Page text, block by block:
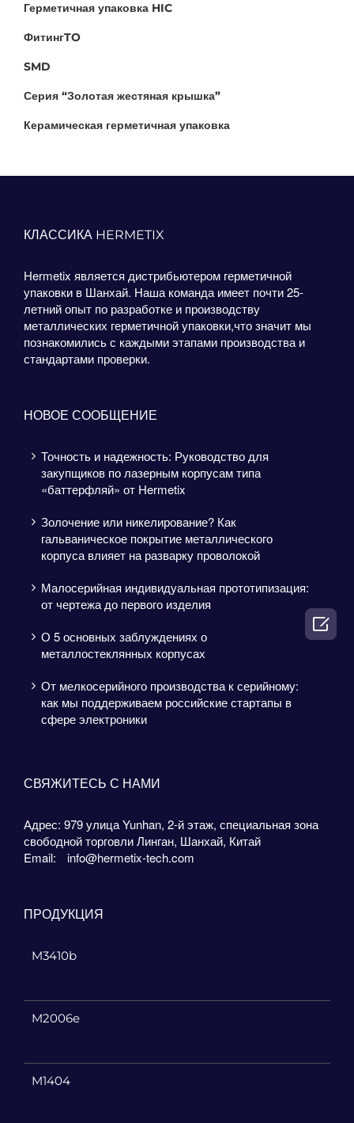
Герметичная упаковка HIC
ФитингTO
SMD
Серия “Золотая жестяная крышка”
Керамическая герметичная упаковка
КЛАССИКА HERMETIX
Hermetix является дистрибьютером герметичной
упаковки в Шанхай. Наша команда имеет почти 25-
летний опыт по разработке и производству
металлических герметичной упаковки,что значит мы
познакомились с каждыми этапами производства и
стандартами проверки.
НОВОЕ СООБЩЕНИЕ
Точность и надежность: Руководство для
закупщиков по лазерным корпусам типа
«баттерфляй» от Hermetix
Золочение или никелирование? Как
гальваническое покрытие металлического
корпуса влияет на разварку проволокой
Малосерийная индивидуальная прототипизация:
от чертежа до первого изделия
О 5 основных заблуждениях о
металлостеклянных корпусах
От мелкосерийного производства к серийному:
как мы поддерживаем российские стартапы в
сфере электроники
СВЯЖИТЕСЬ С НАМИ
Адрес: 979 улица Yunhan, 2-й этаж, специальная зона
свободной торговли Линган, Шанхай, Китай
Email:
info@hermetix-tech.com
ПРОДУКЦИЯ
M3410b
M2006e
M1404
